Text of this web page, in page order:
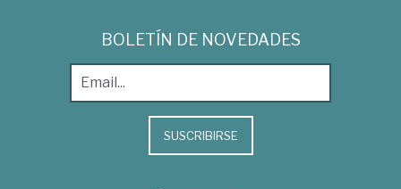
BOLETÍN DE NOVEDADES
SUSCRIBIRSE